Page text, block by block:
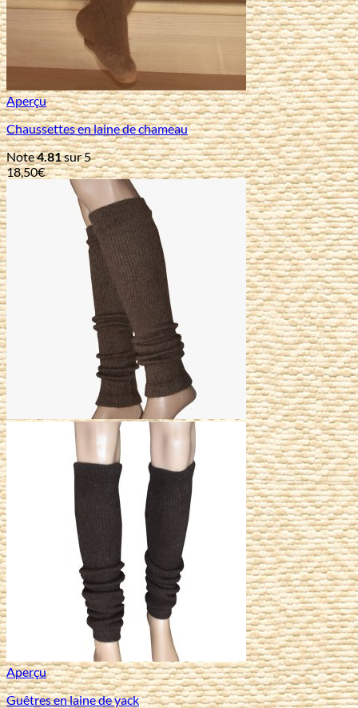
Aperçu
Chaussettes en laine de chameau
Note4.81sur 5
18,50€
Aperçu
Guêtres en laine de yack